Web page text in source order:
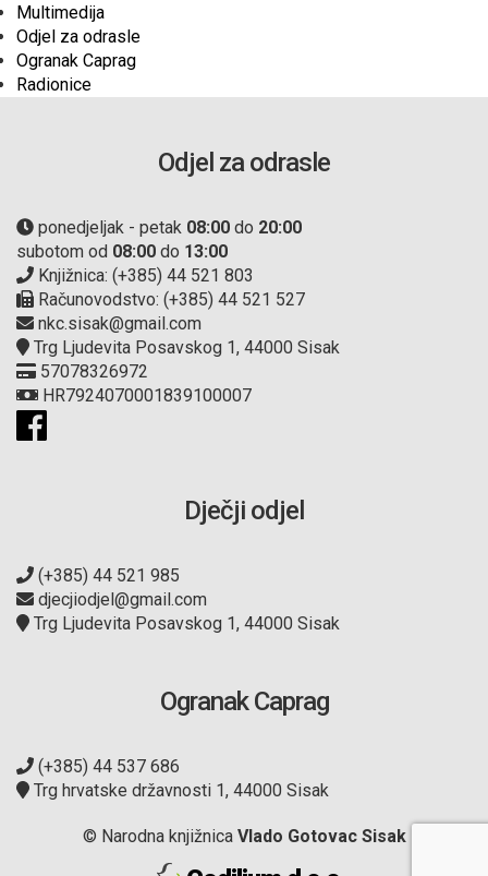
Multimedija
Odjel za odrasle
Ogranak Caprag
Radionice
Odjel za odrasle
ponedjeljak - petak 08:00 do 20:00
subotom od 08:00 do 13:00
Knjižnica: (+385) 44 521 803
Računovodstvo: (+385) 44 521 527
nkc.sisak@gmail.com
Trg Ljudevita Posavskog 1, 44000 Sisak
57078326972
HR7924070001839100007
Dječji odjel
(+385) 44 521 985
djecjiodjel@gmail.com
Trg Ljudevita Posavskog 1, 44000 Sisak
Ogranak Caprag
(+385) 44 537 686
Trg hrvatske državnosti 1, 44000 Sisak
© Narodna knjižnica Vlado Gotovac Sisak